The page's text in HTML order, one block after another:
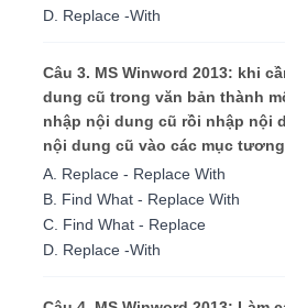
D. Replace -With
Câu 3. MS Winword 2013: khi
dung cũ trong văn bản thành
nhập nội dung cũ rồi nhập nội
nội dung cũ vào các mục
A. Replace - Replace With
B. Find What - Replace With
C. Find What - Replace
D. Replace -With